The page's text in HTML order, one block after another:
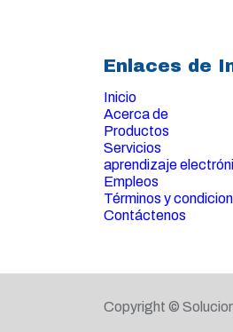
Enlaces de
Inicio
Acerca de
Productos
Servicios
aprendizaje
Empleos
Términos y
Contáctenos
Copyright ©